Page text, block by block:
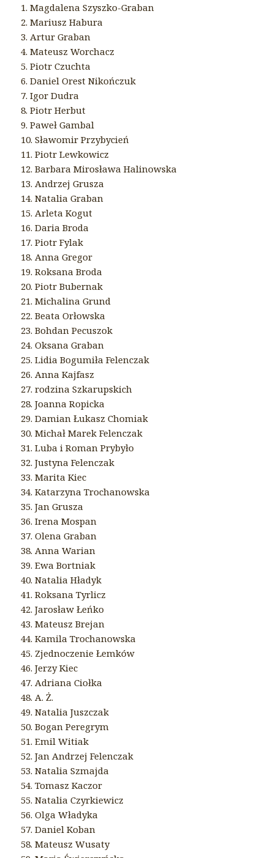
1. Magdalena Szyszko-Graban
2. Mariusz Habura
3. Artur Graban
4. Mateusz Worchacz
5. Piotr Czuchta
6. Daniel Orest Nikończuk
7. Igor Dudra
8. Piotr Herbut
9. Paweł Gambal
10. Sławomir Przybycień
11. Piotr Lewkowicz
12. Barbara Mirosława Halinowska
13. Andrzej Grusza
14. Natalia Graban
15. Arleta Kogut
16. Daria Broda
17. Piotr Fylak
18. Anna Gregor
19. Roksana Broda
20. Piotr Bubernak
21. Michalina Grund
22. Beata Orłowska
23. Bohdan Pecuszok
24. Oksana Graban
25. Lidia Bogumiła Felenczak
26. Anna Kajfasz
27. rodzina Szkarupskich
28. Joanna Ropicka
29. Damian Łukasz Chomiak
30. Michał Marek Felenczak
31. Luba i Roman Prybyło
32. Justyna Felenczak
33. Marita Kiec
34. Katarzyna Trochanowska
35. Jan Grusza
36. Irena Mospan
37. Olena Graban
38. Anna Warian
39. Ewa Bortniak
40. Natalia Hładyk
41. Roksana Tyrlicz
42. Jarosław Łeńko
43. Mateusz Brejan
44. Kamila Trochanowska
45. Zjednoczenie Łemków
46. Jerzy Kiec
47. Adriana Ciołka
48. A. Ż.
49. Natalia Juszczak
50. Bogan Peregrym
51. Emil Witiak
52. Jan Andrzej Felenczak
53. Natalia Szmajda
54. Tomasz Kaczor
55. Natalia Czyrkiewicz
56. Olga Władyka
57. Daniel Koban
58. Mateusz Wusaty